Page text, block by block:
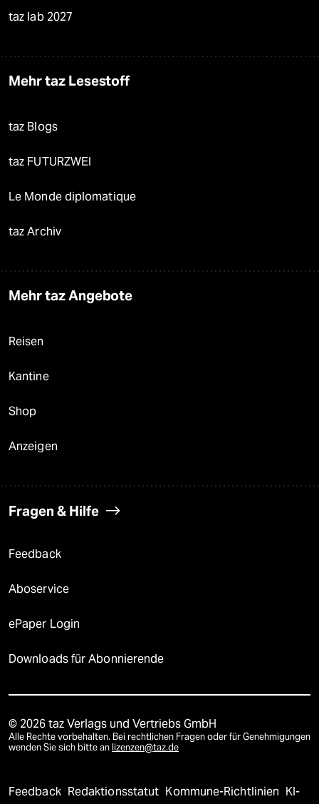
taz lab 2027
Mehr taz Lesestoff
taz Blogs
taz FUTURZWEI
Le Monde diplomatique
taz Archiv
Mehr taz Angebote
Reisen
Kantine
Shop
Anzeigen
Fragen & Hilfe
Feedback
Aboservice
ePaper Login
Downloads für Abonnierende
© 2026 taz Verlags und Vertriebs GmbH
Alle Rechte vorbehalten. Bei rechtlichen Fragen oder für Genehmigungen
wenden Sie sich bitte an lizenzen@taz.de
Feedback Redaktionsstatut Kommune-Richtlinien KI-